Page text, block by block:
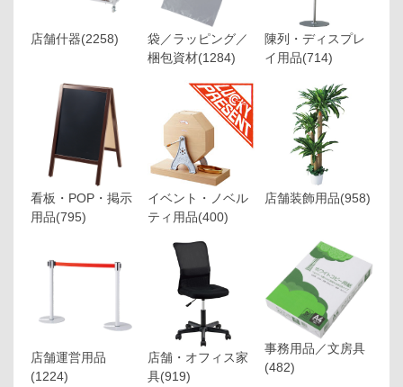
店舗什器(2258)
袋／ラッピング／
梱包資材(1284)
陳列・ディスプレ
イ用品(714)
看板・POP・掲示
用品(795)
イベント・ノベル
ティ用品(400)
店舗装飾用品(958)
店舗運営用品
(1224)
店舗・オフィス家
具(919)
事務用品／文房具
(482)